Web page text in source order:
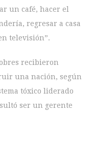
un café, hacer el
regresar a casa
televisión”.
recibieron
una nación, según
tóxico liderado
ser un gerente